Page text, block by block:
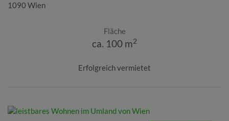
1090 Wien
Fläche
ca. 100 m2
Erfolgreich vermietet